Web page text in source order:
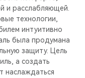
и расслабляющей.
технологии,
интуитивно
была продумана
защиту. Цель
а создать
наслаждаться